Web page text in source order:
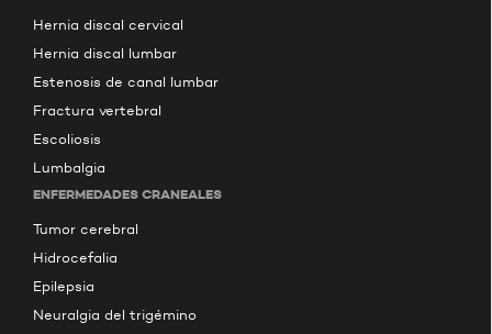
Hernia discal cervical
Hernia discal lumbar
Estenosis de canal lumbar
Fractura vertebral
Escoliosis
Lumbalgia
ENFERMEDADES CRANEALES
Tumor cerebral
Hidrocefalia
Epilepsia
Neuralgia del trigémino